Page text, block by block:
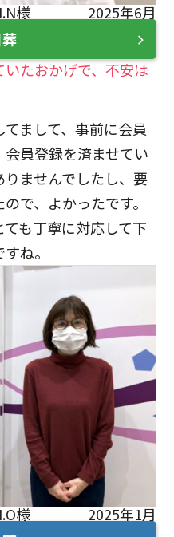
様
2025年6月
たおかげで、不安は
まして、事前に会員
員登録を済ませてい
ませんでしたし、要
で、よかったです。
も丁寧に対応して下
ね。
様
2025年1月